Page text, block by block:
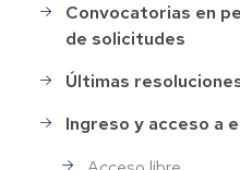
Selección
de
Personal
Convocatorias en
de solicitudes
Últimas
Ingreso y acceso a